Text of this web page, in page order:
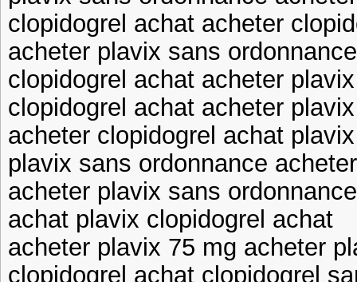
clopidogrel achat acheter
acheter plavix sans
clopidogrel achat acheter
clopidogrel achat acheter
acheter clopidogrel achat plavix
plavix sans ordonnance
acheter plavix sans
achat plavix clopidogrel achat
acheter plavix 75 mg acheter
clopidogrel achat clopidogrel